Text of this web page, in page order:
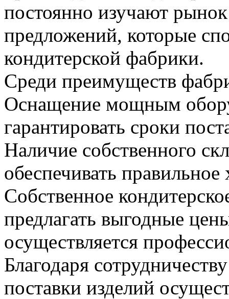
постоянно изучают
предложений, которые
кондитерской фабрики.
Среди преимуществ
Оснащение мощным
гарантировать сроки
Наличие собственного
обеспечивать
Собственное
предлагать выгодные
осуществляется
Благодаря
поставки изделий